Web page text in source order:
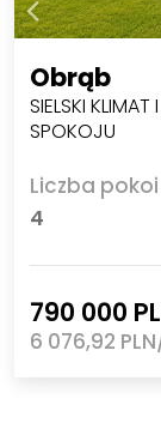
Obrąb
SIELSKI
SPOKOJU
Liczba pokoi
4
790 000
6 076,92